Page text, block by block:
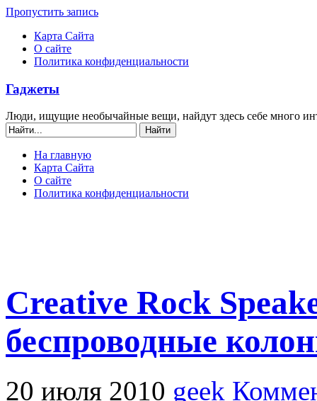
Пропустить запись
Карта Сайта
О сайте
Политика конфиденциальности
Гаджеты
Люди, ищущие необычайные вещи, найдут здесь себе много
На главную
Карта Сайта
О сайте
Политика конфиденциальности
Creative Rock
беспроводные
20 июля 2010 geek